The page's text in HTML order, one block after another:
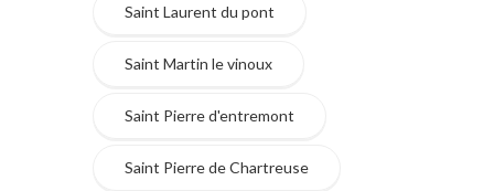
Saint Laurent du pont
Saint Martin le vinoux
Saint Pierre d'entremont
Saint Pierre de Chartreuse